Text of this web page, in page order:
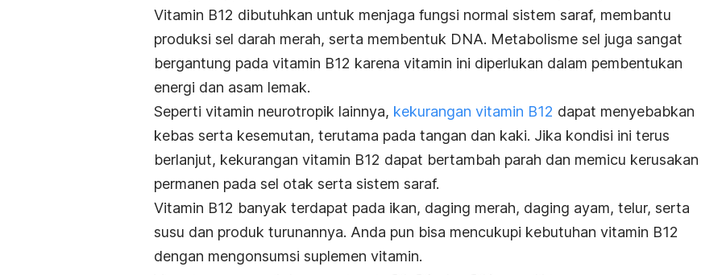
Vitamin B12 dibutuhkan untuk menjaga fungsi normal sistem saraf, membantu
produksi sel darah merah, serta membentuk DNA. Metabolisme sel juga sangat
bergantung pada vitamin B12 karena vitamin ini diperlukan dalam pembentukan
energi dan asam lemak.
Seperti vitamin neurotropik lainnya, kekurangan vitamin B12 dapat menyebabkan
kebas serta kesemutan, terutama pada tangan dan kaki. Jika kondisi ini terus
berlanjut, kekurangan vitamin B12 dapat bertambah parah dan memicu kerusakan
permanen pada sel otak serta sistem saraf.
Vitamin B12 banyak terdapat pada ikan, daging merah, daging ayam, telur, serta
susu dan produk turunannya. Anda pun bisa mencukupi kebutuhan vitamin B12
dengan mengonsumsi suplemen vitamin.